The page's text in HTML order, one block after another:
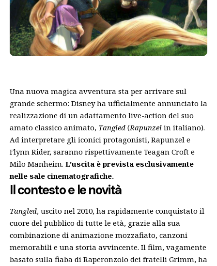
Una nuova magica avventura sta per arrivare sul
grande schermo: Disney ha ufficialmente annunciato la
realizzazione di un adattamento live-action del suo
amato classico animato, Tangled (Rapunzel in italiano).
Ad interpretare gli iconici protagonisti, Rapunzel e
Flynn Rider, saranno rispettivamente Teagan Croft e
Milo Manheim. L’uscita è prevista esclusivamente
nelle sale cinematografiche.
Il contesto e le novità
Tangled, uscito nel 2010, ha rapidamente conquistato il
cuore del pubblico di tutte le età, grazie alla sua
combinazione di animazione mozzafiato, canzoni
memorabili e una storia avvincente. Il film, vagamente
basato sulla fiaba di Raperonzolo dei fratelli Grimm, ha